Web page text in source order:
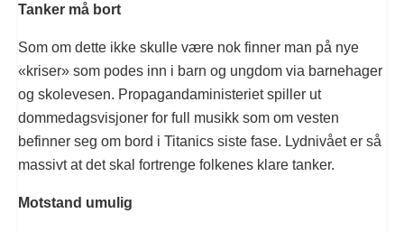
Tanker må bort
Som om dette ikke skulle være nok finner man på nye
«kriser» som podes inn i barn og ungdom via barnehager
og skolevesen. Propagandaministeriet spiller ut
dommedagsvisjoner for full musikk som om vesten
befinner seg om bord i Titanics siste fase. Lydnivået er så
massivt at det skal fortrenge folkenes klare tanker.
Motstand umulig